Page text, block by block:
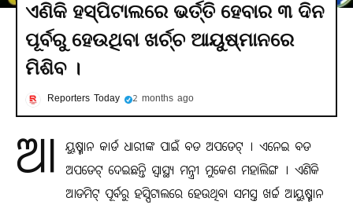
ଏଣିକି ହସ୍ପିଟାଲରେ ଭର୍ତ୍ତି ହେବାର ୩ ଦିନ
ପୂର୍ବରୁ ହେଉଥିବା ଖର୍ଚ୍ଚ ଆୟୁଷ୍ମାନରେ
ମିଶିବ ।
Reporters Today 2 months ago
ଆ
ୟୁଷ୍ମାନ କାର୍ଡ ଧାରୀଙ୍କ ପାଇଁ ବଡ ଅପଡେଟ୍ । ଏନେଇ ବଡ
ଅପଡେଟ୍ ଦେଇଛନ୍ତି ସ୍ୱାସ୍ଥ୍ୟ ମନ୍ତ୍ରୀ ମୁକେଶ ମହାଲିଙ୍ଗ । ଏଣିକି
ଆଡମିଟ୍ ପୂର୍ବରୁ ହସ୍ପିଟାଲରେ ହେଉଥିବା ସମସ୍ତ ଖର୍ଚ୍ଚ ଆୟୁଷ୍ମାନ